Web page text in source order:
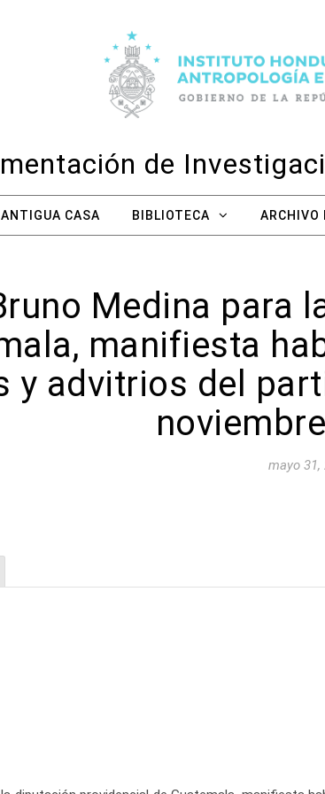
de
ANTIGUA CASA BIBLIOTECA ARCHIVO
Medina para
manifiesta
y advitrios del
mayo 31,